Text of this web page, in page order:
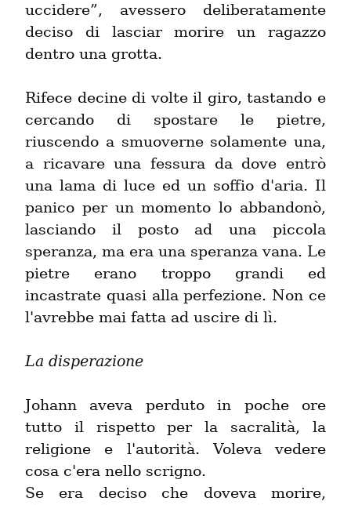
uccidere”, avessero deliberatamente
deciso di lasciar morire un ragazzo
dentro una grotta.
Rifece decine di volte il giro, tastando e
cercando di spostare le pietre,
riuscendo a smuoverne solamente una,
a ricavare una fessura da dove entrò
una lama di luce ed un soffio d'aria. Il
panico per un momento lo abbandonò,
lasciando il posto ad una piccola
speranza, ma era una speranza vana. Le
pietre erano troppo grandi ed
incastrate quasi alla perfezione. Non ce
l'avrebbe mai fatta ad uscire di lì.
La disperazione
Johann aveva perduto in poche ore
tutto il rispetto per la sacralità, la
religione e l'autorità. Voleva vedere
cosa c'era nello scrigno.
Se era deciso che doveva morire,